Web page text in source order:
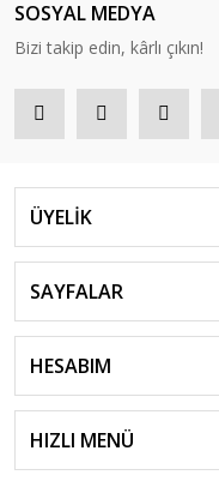
SOSYAL MEDYA
Bizi takip edin, kârlı çıkın!
ÜYELİK
SAYFALAR
HESABIM
HIZLI MENÜ